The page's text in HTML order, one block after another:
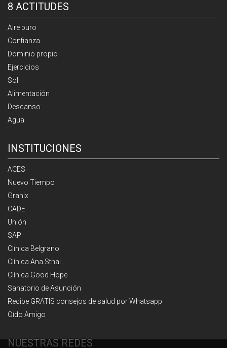
8 ACTITUDES
Aire puro
Confianza
Dominio propio
Ejercicios
Sol
Alimentación
Descanso
Agua
INSTITUCIONES
ACES
Nuevo Tiempo
Granix
CADE
Unión
SAP
Clínica Belgrano
Clínica Ana Sthal
Clínica Good Hope
Sanatorio de Asunción
Recibe GRATIS consejos de salud por Whatsapp
Oído Amigo
NUESTRAS REDES